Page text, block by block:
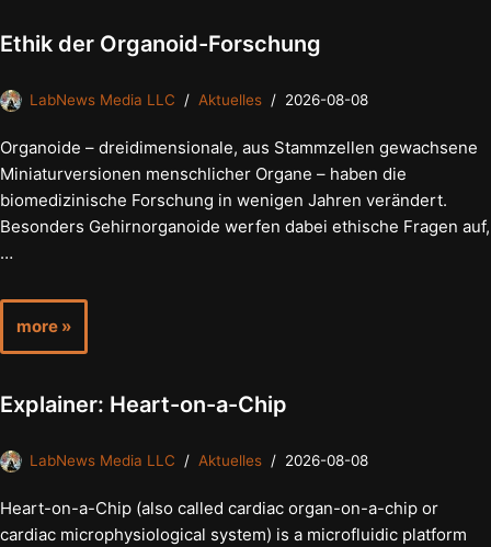
Ethik der Organoid-Forschung
LabNews Media LLC Aktuelles 2026-08-08
Organoide – dreidimensionale, aus Stammzellen gewachsene
Miniaturversionen menschlicher Organe – haben die
biomedizinische Forschung in wenigen Jahren verändert.
Besonders Gehirnorganoide werfen dabei ethische Fragen auf,
…
more »
Explainer: Heart-on-a-Chip
LabNews Media LLC Aktuelles 2026-08-08
Heart-on-a-Chip (also called cardiac organ-on-a-chip or
cardiac microphysiological system) is a microfluidic platform